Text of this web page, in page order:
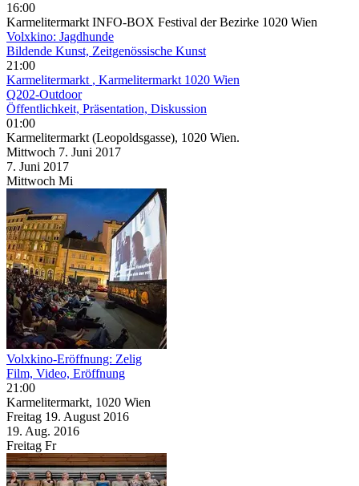
16:00
Karmelitermarkt INFO-BOX Festival der Bezirke 1020 Wien
Volxkino: Jagdhunde
Bildende Kunst, Zeitgenössische Kunst
21:00
Karmelitermarkt , Karmelitermarkt 1020 Wien
Q202-Outdoor
Öffentlichkeit, Präsentation, Diskussion
01:00
Karmelitermarkt (Leopoldsgasse), 1020 Wien.
Mittwoch 7. Juni 2017
7. Juni 2017
Mittwoch Mi
Volxkino-Eröffnung: Zelig
Film, Video, Eröffnung
21:00
Karmelitermarkt, 1020 Wien
Freitag 19. August 2016
19. Aug. 2016
Freitag Fr